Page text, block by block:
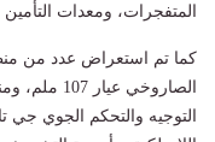
المتفجرات، ومعدات التأمين
كما تم استعراض عدد من
الصاروخي
التوجيه والتحكم الجوي جي